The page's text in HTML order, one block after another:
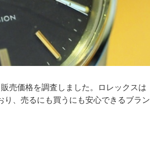
売価格を調査しました。ロレックスは
、売るにも買うにも安心できるブラン